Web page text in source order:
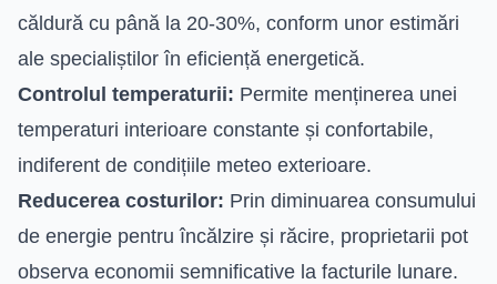
căldură cu până la 20-30%, conform unor estimări
ale specialiștilor în eficiență energetică.
Controlul temperaturii: Permite menținerea unei
temperaturi interioare constante și confortabile,
indiferent de condițiile meteo exterioare.
Reducerea costurilor: Prin diminuarea consumului
de energie pentru încălzire și răcire, proprietarii pot
observa economii semnificative la facturile lunare.